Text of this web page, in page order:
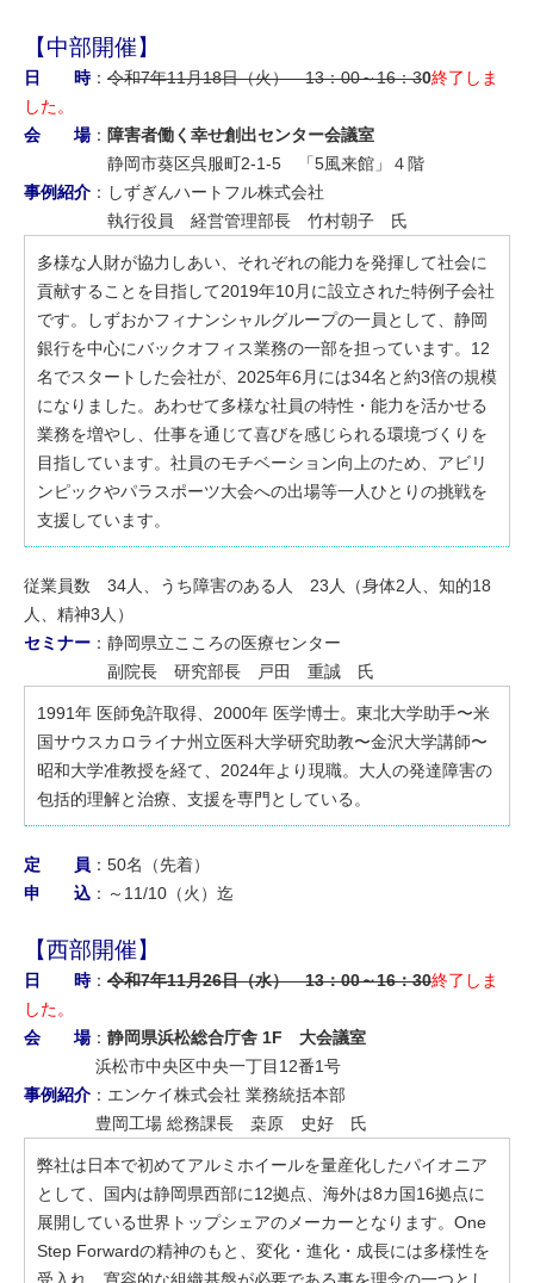
【中部開催】
日 時： 令和7年11月18日（火） 13：00～16：30終了しま
した。
会 場： 障害者働く幸せ創出センター会議室
静岡市葵区呉服町2-1-5 「5風来館」４階
事例紹介 ：しずぎんハートフル株式会社
執行役員 経営管理部長 竹村朝子 氏
多様な人財が協力しあい、それぞれの能力を発揮して社会に
貢献することを目指して2019年10月に設立された特例子会社
です。しずおかフィナンシャルグループの一員として、静岡
銀行を中心にバックオフィス業務の一部を担っています。12
名でスタートした会社が、2025年6月には34名と約3倍の規模
になりました。あわせて多様な社員の特性・能力を活かせる
業務を増やし、仕事を通じて喜びを感じられる環境づくりを
目指しています。社員のモチベーション向上のため、アビリ
ンピックやパラスポーツ大会への出場等一人ひとりの挑戦を
支援しています。
従業員数 34人、うち障害のある人 23人（身体2人、知的18
人、精神3人）
セミナー ：静岡県立こころの医療センター
副院長 研究部長 戸田 重誠 氏
1991年 医師免許取得、2000年 医学博士。東北大学助手〜米
国サウスカロライナ州立医科大学研究助教〜金沢大学講師〜
昭和大学准教授を経て、2024年より現職。大人の発達障害の
包括的理解と治療、支援を専門としている。
定 員 ：50名（先着）
申 込 ：～11/10（火）迄
【西部開催】
日 時： 令和7年11月26日（水） 13：00～16：30終了しま
した。
会 場： 静岡県浜松総合庁舎 1F 大会議室
浜松市中央区中央一丁目12番1号
事例紹介 ：エンケイ株式会社 業務統括本部
豊岡工場 総務課長 桒原 史好 氏
弊社は日本で初めてアルミホイールを量産化したパイオニア
として、国内は静岡県西部に12拠点、海外は8カ国16拠点に
展開している世界トップシェアのメーカーとなります。One
Step Forwardの精神のもと、変化・進化・成長には多様性を